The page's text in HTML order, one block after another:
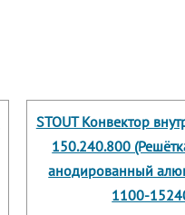
STOUT Конвектор
150.240.800
анодированный
1100-